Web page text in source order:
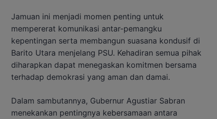
Jamuan ini menjadi momen penting untuk
mempererat komunikasi antar-pemangku
kepentingan serta membangun suasana kondusif di
Barito Utara menjelang PSU. Kehadiran semua pihak
diharapkan dapat menegaskan komitmen bersama
terhadap demokrasi yang aman dan damai.
Dalam sambutannya, Gubernur Agustiar Sabran
menekankan pentingnya kebersamaan antara